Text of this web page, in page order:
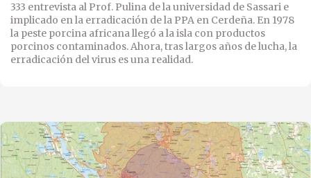
333 entrevista al Prof. Pulina de la universidad de Sassari e
implicado en la erradicación de la PPA en Cerdeña. En 1978
la peste porcina africana llegó a la isla con productos
porcinos contaminados. Ahora, tras largos años de lucha, la
erradicación del virus es una realidad.